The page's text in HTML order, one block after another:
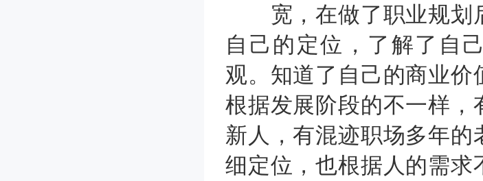
宽，在做了职业规划
自己的定位，了解了自
观。知道了自己的商业价
根据发展阶段的不一样，
新人，有混迹职场多年的
细定位，也根据人的需求